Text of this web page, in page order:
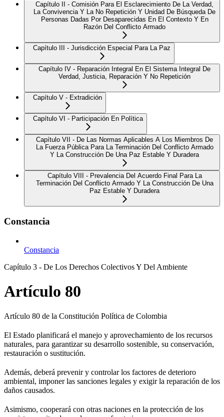
Capítulo II - Comisión Para El Esclarecimiento De La Verdad,
La Convivencia Y La No Repetición Y Unidad De Búsqueda De
Personas Dadas Por Desaparecidas En El Contexto Y En
Razón Del Conflicto Armado
Capítulo III - Jurisdicción Especial Para La Paz
Capítulo IV - Reparación Integral En El Sistema Integral De
Verdad, Justicia, Reparación Y No Repetición
Capítulo V - Extradición
Capítulo VI - Participación En Política
Capítulo VII - De Las Normas Aplicables A Los Miembros De
La Fuerza Pública Para La Terminación Del Conflicto Armado
Y La Construcción De Una Paz Estable Y Duradera
Capítulo VIII - Prevalencia Del Acuerdo Final Para La
Terminación Del Conflicto Armado Y La Construcción De Una
Paz Estable Y Duradera
Constancia
Constancia
Capítulo 3 - De Los Derechos Colectivos Y Del Ambiente
Artículo 80
Artículo 80 de la Constitución Política de Colombia
El Estado planificará el manejo y aprovechamiento de los recursos
naturales, para garantizar su desarrollo sostenible, su conservación,
restauración o sustitución.
Además, deberá prevenir y controlar los factores de deterioro
ambiental, imponer las sanciones legales y exigir la reparación de los
daños causados.
Asimismo, cooperará con otras naciones en la protección de los